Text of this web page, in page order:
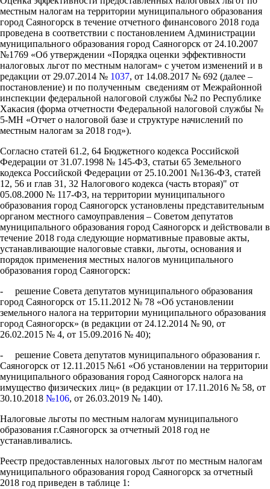
местным налогам на территории муниципального образования
город Саяногорск в течение отчетного финансового 2018 года
проведена в соответствии с постановлением Администрации
муниципального образования город Саяногорск от 24.10.2007
№1769 «Об утверждении «Порядка оценки эффективности
налоговых льгот по местным налогам» с учетом изменений и в
редакции от 29.07.2014 № 1037, от 14.08.2017 № 692 (далее –
постановление) и по полученным сведениям от Межрайонной
инспекции федеральной налоговой службы №2 по Республике
Хакасия (форма отчетности Федеральной налоговой службы №
5-МН «Отчет о налоговой базе и структуре начислений по
местным налогам за 2018 год»).
Согласно статей 61.2, 64 Бюджетного кодекса Российской
Федерации от 31.07.1998 № 145-ФЗ, статьи 65 Земельного
кодекса Российской Федерации от 25.10.2001 №136-ФЗ, статей
12, 56 и глав 31, 32 Налогового кодекса (часть вторая)" от
05.08.2000 № 117-ФЗ, на территории муниципального
образования город Саяногорск установлены представительным
органом местного самоуправления – Советом депутатов
муниципального образования город Саяногорск и действовали в
течение 2018 года следующие нормативные правовые акты,
устанавливающие налоговые ставки, льготы, основания и
порядок применения местных налогов муниципального
образования город Саяногорск:
- решение Совета депутатов муниципального образования
город Саяногорск от 15.11.2012 № 78 «Об установлении
земельного налога на территории муниципального образования
город Саяногорск» (в редакции от 24.12.2014 № 90, от
26.02.2015 № 4, от 15.09.2016 № 40);
- решение Совета депутатов муниципального образования г.
Саяногорск от 12.11.2015 №61 «Об установлении на территории
муниципального образования город Саяногорск налога на
имущество физических лиц» (в редакции от 17.11.2016 № 58, от
30.10.2018 №106, от 26.03.2019 № 140).
Налоговые льготы по местным налогам муниципального
образования г.Саяногорск за отчетный 2018 год не
устанавливались.
Реестр предоставленных налоговых льгот по местным налогам
муниципального образования город Саяногорск за отчетный
2018 год приведен в таблице 1: